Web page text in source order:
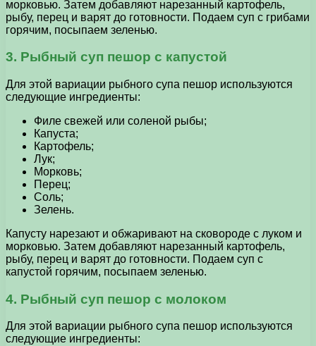
морковью. Затем добавляют нарезанный картофель,
рыбу, перец и варят до готовности. Подаем суп с грибами
горячим, посыпаем зеленью.
3. Рыбный суп пешор с капустой
Для этой вариации рыбного супа пешор используются
следующие ингредиенты:
Филе свежей или соленой рыбы;
Капуста;
Картофель;
Лук;
Морковь;
Перец;
Соль;
Зелень.
Капусту нарезают и обжаривают на сковороде с луком и
морковью. Затем добавляют нарезанный картофель,
рыбу, перец и варят до готовности. Подаем суп с
капустой горячим, посыпаем зеленью.
4. Рыбный суп пешор с молоком
Для этой вариации рыбного супа пешор используются
следующие ингредиенты: